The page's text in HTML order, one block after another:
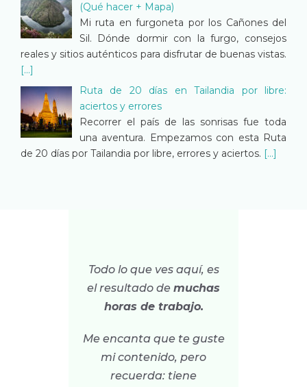
(Qué hacer + Mapa)
Mi ruta en furgoneta por los Cañones del
Sil. Dónde dormir con la furgo, consejos
reales y sitios auténticos para disfrutar de buenas vistas.
[...]
Ruta de 20 días en Tailandia por libre:
aciertos y errores
Recorrer el país de las sonrisas fue toda
una aventura. Empezamos con esta Ruta
de 20 días por Tailandia por libre, errores y aciertos. [...]
Todo lo que ves aquí, es
el resultado de muchas
horas de trabajo.
Me encanta que te guste
mi contenido, pero
recuerda: tiene